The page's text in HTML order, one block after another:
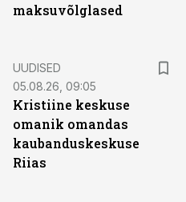
maksuvõlglased
UUDISED
05.08.26, 09:05
Kristiine keskuse
omanik omandas
kaubanduskeskuse
Riias